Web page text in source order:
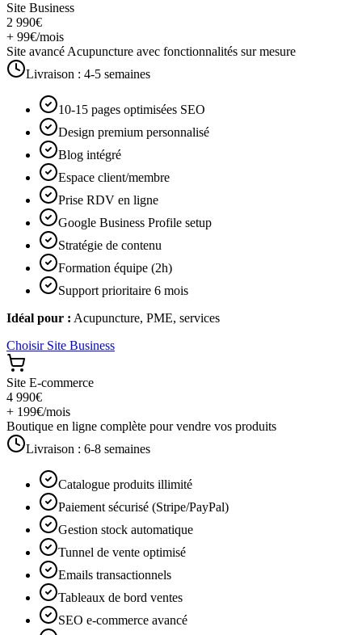
Site Business
2 990€
+ 99€/mois
Site avancé Acupuncture avec fonctionnalités sur mesure
Livraison : 4-5 semaines
10-15 pages optimisées SEO
Design premium personnalisé
Blog intégré
Espace client/membre
Prise RDV en ligne
Google Business Profile setup
Stratégie de contenu
Formation équipe (2h)
Support prioritaire 6 mois
Idéal pour : Acupuncture, PME, services
Choisir Site Business
Site E-commerce
4 990€
+ 199€/mois
Boutique en ligne complète pour vendre vos produits
Livraison : 6-8 semaines
Catalogue produits illimité
Paiement sécurisé (Stripe/PayPal)
Gestion stock automatique
Tunnel de vente optimisé
Emails transactionnels
Tableaux de bord ventes
SEO e-commerce avancé